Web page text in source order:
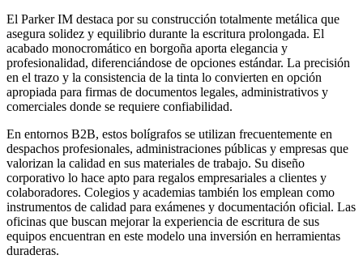
El Parker IM destaca por su construcción totalmente metálica que
asegura solidez y equilibrio durante la escritura prolongada. El
acabado monocromático en borgoña aporta elegancia y
profesionalidad, diferenciándose de opciones estándar. La precisión
en el trazo y la consistencia de la tinta lo convierten en opción
apropiada para firmas de documentos legales, administrativos y
comerciales donde se requiere confiabilidad.
En entornos B2B, estos bolígrafos se utilizan frecuentemente en
despachos profesionales, administraciones públicas y empresas que
valorizan la calidad en sus materiales de trabajo. Su diseño
corporativo lo hace apto para regalos empresariales a clientes y
colaboradores. Colegios y academias también los emplean como
instrumentos de calidad para exámenes y documentación oficial. Las
oficinas que buscan mejorar la experiencia de escritura de sus
equipos encuentran en este modelo una inversión en herramientas
duraderas.